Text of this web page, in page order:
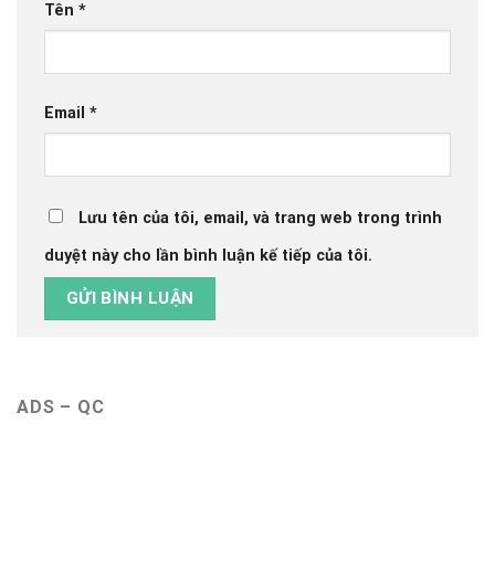
Tên *
Email *
Lưu tên của tôi, email, và trang web trong trình
duyệt này cho lần bình luận kế tiếp của tôi.
ADS – QC